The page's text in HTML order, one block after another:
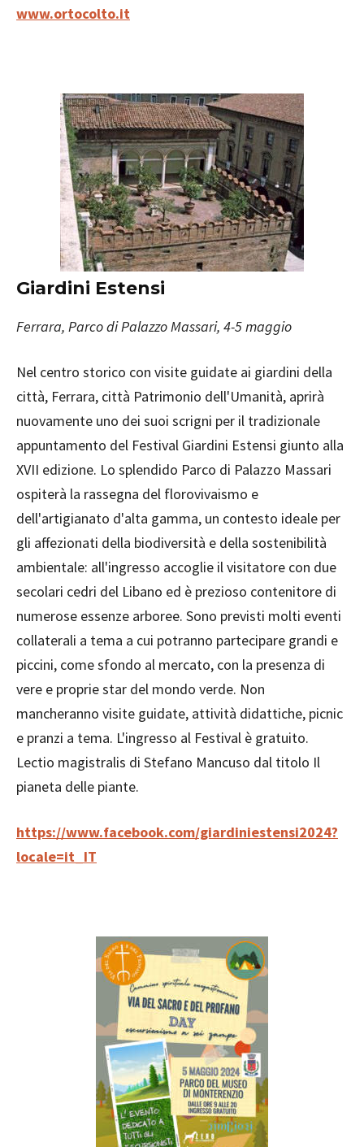
www.ortocolto.it
Giardini Estensi
Ferrara, Parco di Palazzo Massari, 4-5 maggio
Nel centro storico con visite guidate ai giardini della
città, Ferrara, città Patrimonio dell'Umanità, aprirà
nuovamente uno dei suoi scrigni per il tradizionale
appuntamento del Festival Giardini Estensi giunto alla
XVII edizione. Lo splendido Parco di Palazzo Massari
ospiterà la rassegna del florovivaismo e
dell'artigianato d'alta gamma, un contesto ideale per
gli affezionati della biodiversità e della sostenibilità
ambientale: all'ingresso accoglie il visitatore con due
secolari cedri del Libano ed è prezioso contenitore di
numerose essenze arboree. Sono previsti molti eventi
collaterali a tema a cui potranno partecipare grandi e
piccini, come sfondo al mercato, con la presenza di
vere e proprie star del mondo verde. Non
mancheranno visite guidate, attività didattiche, picnic
e pranzi a tema. L'ingresso al Festival è gratuito.
Lectio magistralis di Stefano Mancuso dal titolo Il
pianeta delle piante.
https://www.facebook.com/giardiniestensi2024?
locale=it_IT